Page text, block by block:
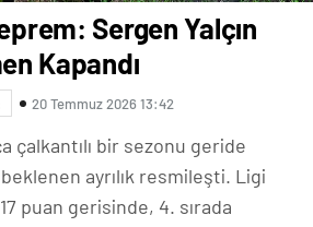
Sergen Yalçın
Kapandı
20 Temmuz 2026 13:42
çalkantılı bir sezonu geride
ayrılık resmileşti. Ligi
puan gerisinde, 4. sırada